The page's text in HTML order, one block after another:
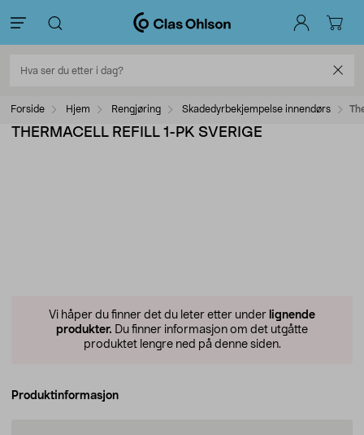
Forside Hjem Rengjøring Skadedyrbekjempelse innendørs
THERMACELL REFILL 1-PK SVERIGE
Vi håper du finner det du leter etter under lignende
produkter. Du finner informasjon om det utgåtte
produktet lengre ned på denne siden.
Produktinformasjon